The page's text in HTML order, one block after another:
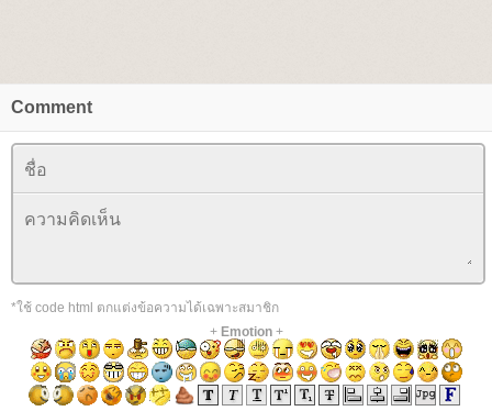
Comment
*ใช้ code html ตกแต่งข้อความได้เฉพาะสมาชิก
+ Emotion+